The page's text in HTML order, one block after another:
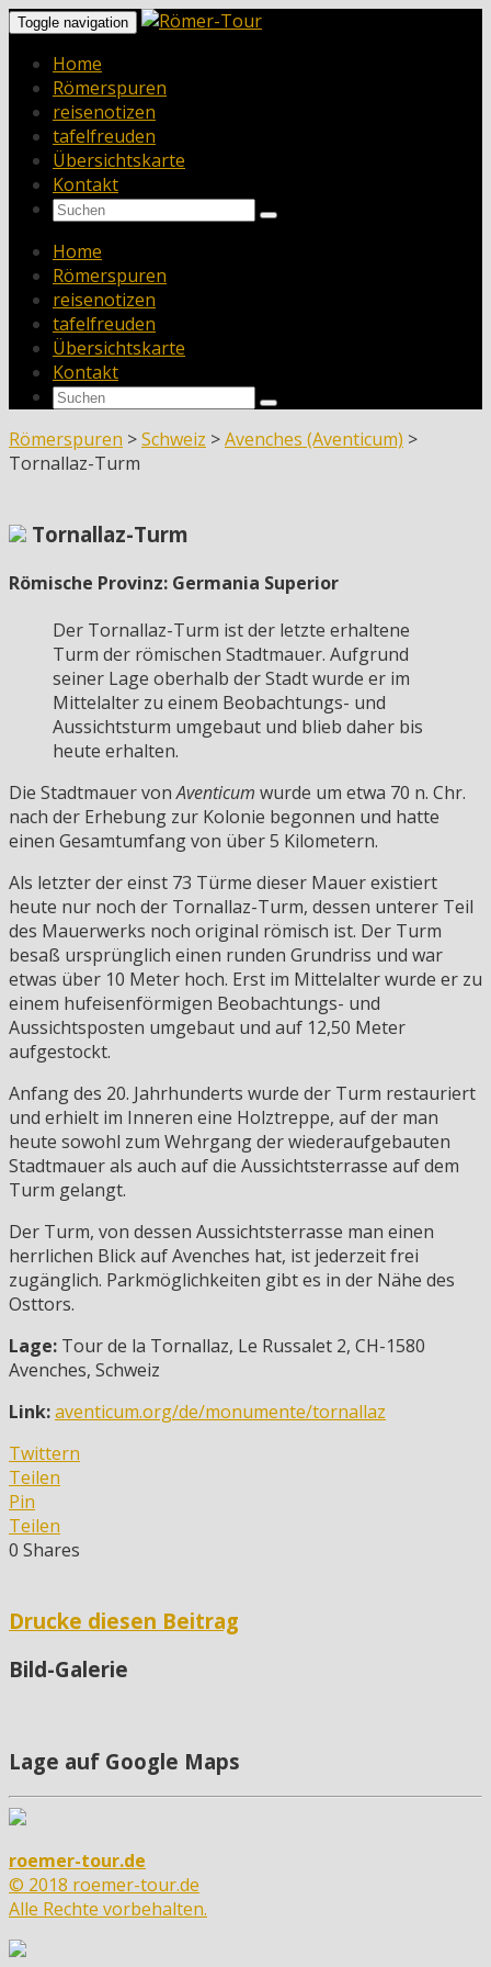
Toggle navigation
Home
Römerspuren
reisenotizen
tafelfreuden
Übersichtskarte
Kontakt
Home
Römerspuren
reisenotizen
tafelfreuden
Übersichtskarte
Kontakt
Römerspuren >Schweiz >Avenches (Aventicum) >
Tornallaz-Turm
Tornallaz-Turm
Römische Provinz: Germania Superior
Der Tornallaz-Turm ist der letzte erhaltene
Turm der römischen Stadtmauer. Aufgrund
seiner Lage oberhalb der Stadt wurde er im
Mittelalter zu einem Beobachtungs- und
Aussichtsturm umgebaut und blieb daher bis
heute erhalten.
Die Stadtmauer vonAventicum wurde um etwa 70 n. Chr.
nach der Erhebung zur Kolonie begonnen und hatte
einen Gesamtumfang von über 5 Kilometern.
Als letzter der einst 73 Türme dieser Mauer existiert
heute nur noch der Tornallaz-Turm, dessen unterer Teil
des Mauerwerks noch original römisch ist. Der Turm
besaß ursprünglich einen runden Grundriss und war
etwas über 10 Meter hoch. Erst im Mittelalter wurde er zu
einem hufeisenförmigen Beobachtungs- und
Aussichtsposten umgebaut und auf 12,50 Meter
aufgestockt.
Anfang des 20. Jahrhunderts wurde der Turm restauriert
und erhielt im Inneren eine Holztreppe, auf der man
heute sowohl zum Wehrgang der wiederaufgebauten
Stadtmauer als auch auf die Aussichtsterrasse auf dem
Turm gelangt.
Der Turm, von dessen Aussichtsterrasse man einen
herrlichen Blick auf Avenches hat, ist jederzeit frei
zugänglich. Parkmöglichkeiten gibt es in der Nähe des
Osttors.
Lage: Tour de la Tornallaz, Le Russalet 2, CH-1580
Avenches, Schweiz
Link:aventicum.org/de/monumente/tornallaz
Twittern
Teilen
Pin
Teilen
0 Shares
Drucke diesen Beitrag
Bild-Galerie
Lage auf Google Maps
roemer-tour.de
© 2018 roemer-tour.de
Alle Rechte vorbehalten.